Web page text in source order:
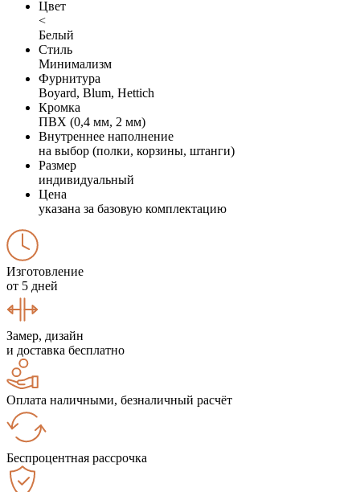
Цвет
<
Белый
Стиль
Минимализм
Фурнитура
Boyard, Blum, Hettich
Кромка
ПВХ (0,4 мм, 2 мм)
Внутреннее наполнение
на выбор (полки, корзины, штанги)
Размер
индивидуальный
Цена
указана за базовую комплектацию
Изготовление
от 5 дней
Замер, дизайн
и доставка бесплатно
Оплата наличными, безналичный расчёт
Беспроцентная рассрочка